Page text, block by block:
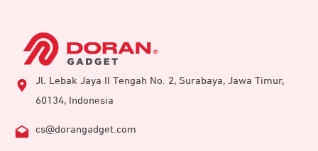
Jl. Lebak Jaya II Tengah No. 2, Surabaya, Jawa Timur,
60134, Indonesia
cs@dorangadget.com